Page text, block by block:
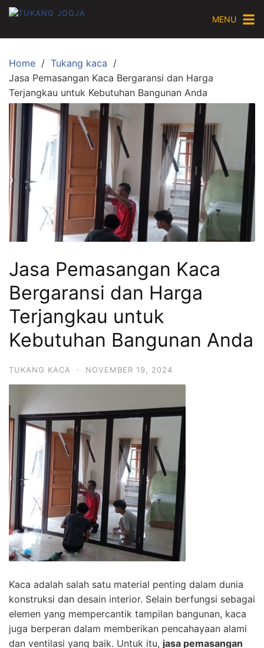
Skip
content
MENU
Home
Tukang kaca
Jasa Pemasangan Kaca Bergaransi dan Harga
Terjangkau untuk Kebutuhan Bangunan Anda
Jasa Pemasangan Kaca
Bergaransi dan Harga
Terjangkau untuk
Kebutuhan Bangunan Anda
TUKANG KACA · NOVEMBER 19, 2024
Kaca adalah salah satu material penting dalam dunia
konstruksi dan desain interior. Selain berfungsi sebagai
elemen yang mempercantik tampilan bangunan, kaca
juga berperan dalam memberikan pencahayaan alami
dan ventilasi yang baik. Untuk itu, jasa pemasangan